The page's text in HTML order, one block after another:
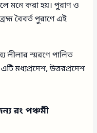
মনে করা হয়। পুরাণ ও
ব্রহ্ম বৈবর্ত পুরাণে এই
লীলার স্মরণে পালিত
মধ্যপ্রদেশ, উত্তরপ্রদেশ
রং পঞ্চমী